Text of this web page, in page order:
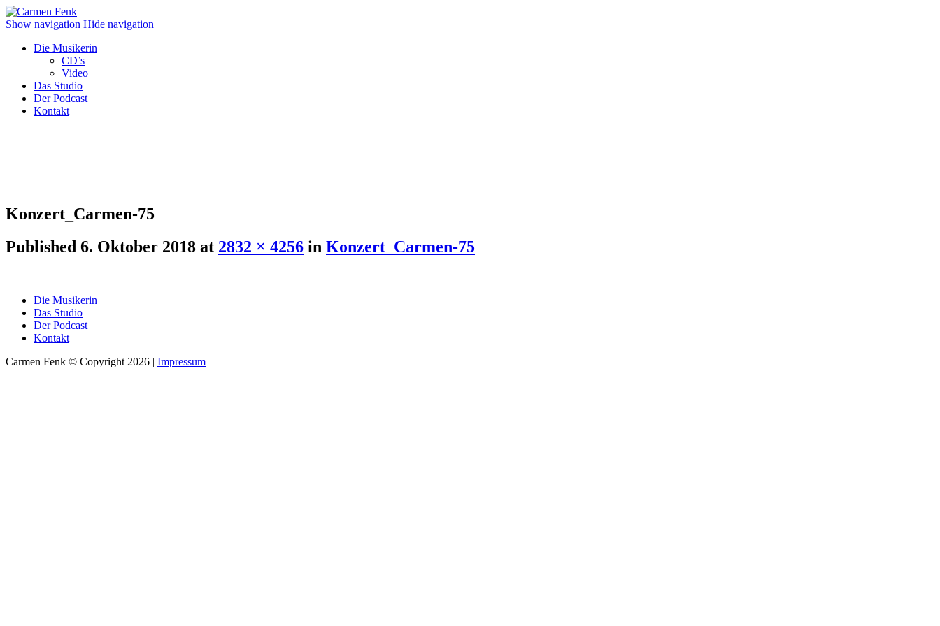
Show navigation Hide navigation
Die Musikerin
CD’s
Video
Das Studio
Der Podcast
Kontakt
Konzert_Carmen-75
Published 6. Oktober 2018 at 2832 × 4256 in Konzert_Carmen-75
Die Musikerin
Das Studio
Der Podcast
Kontakt
Carmen Fenk © Copyright 2026 | Impressum